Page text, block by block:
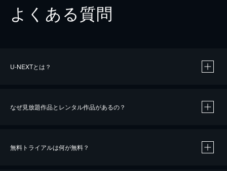
よくある質問
U-NEXTとは？
なぜ見放題作品とレンタル作品があるの？
無料トライアルは何が無料？